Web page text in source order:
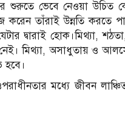
শুরুতে ভেবে নেওয়া উচিত
তাঁরাই উন্নতি করতে
দ্বারাই হোক।মিথ্যা,
নেই। মিথ্যা, অসাধুতায় ও
হবে।
মধ্যে জীবন